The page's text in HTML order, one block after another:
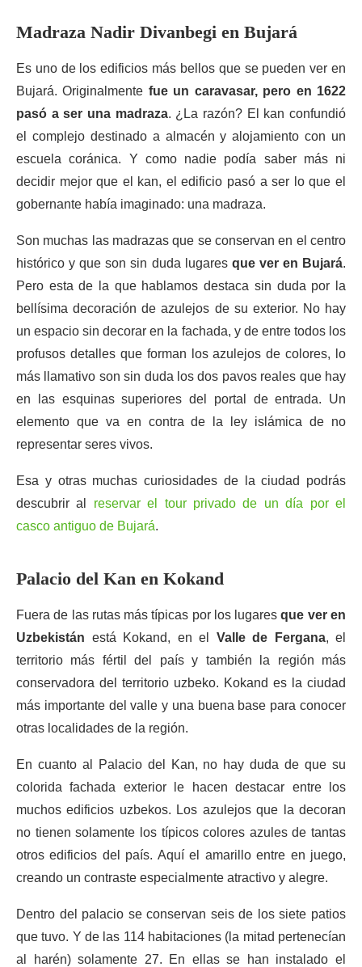
Madraza Nadir Divanbegi en Bujará
Es uno de los edificios más bellos que se pueden ver en
Bujará. Originalmente fue un caravasar, pero en 1622
pasó a ser una madraza. ¿La razón? El kan confundió
el complejo destinado a almacén y alojamiento con un
escuela coránica. Y como nadie podía saber más ni
decidir mejor que el kan, el edificio pasó a ser lo que el
gobernante había imaginado: una madraza.
Son muchas las madrazas que se conservan en el centro
histórico y que son sin duda lugares que ver en Bujará.
Pero esta de la que hablamos destaca sin duda por la
bellísima decoración de azulejos de su exterior. No hay
un espacio sin decorar en la fachada, y de entre todos los
profusos detalles que forman los azulejos de colores, lo
más llamativo son sin duda los dos pavos reales que hay
en las esquinas superiores del portal de entrada. Un
elemento que va en contra de la ley islámica de no
representar seres vivos.
Esa y otras muchas curiosidades de la ciudad podrás
descubrir al reservar el tour privado de un día por el
casco antiguo de Bujará.
Palacio del Kan en Kokand
Fuera de las rutas más típicas por los lugaresque ver en
Uzbekistán está Kokand, en el Valle de Fergana, el
territorio más fértil del país y también la región más
conservadora del territorio uzbeko. Kokand es la ciudad
más importante del valle y una buena base para conocer
otras localidades de la región.
En cuanto al Palacio del Kan, no hay duda de que su
colorida fachada exterior le hacen destacar entre los
muchos edificios uzbekos. Los azulejos que la decoran
no tienen solamente los típicos colores azules de tantas
otros edificios del país. Aquí el amarillo entre en juego,
creando un contraste especialmente atractivo y alegre.
Dentro del palacio se conservan seis de los siete patios
que tuvo. Y de las 114 habitaciones (la mitad pertenecían
al harén) solamente 27. En ellas se han instalado el